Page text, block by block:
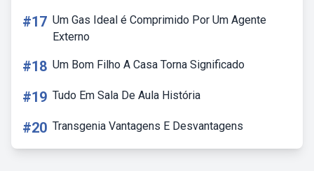
#17 Um Gas Ideal é Comprimido Por Um Agente
Externo
#18 Um Bom Filho A Casa Torna Significado
#19 Tudo Em Sala De Aula História
#20 Transgenia Vantagens E Desvantagens